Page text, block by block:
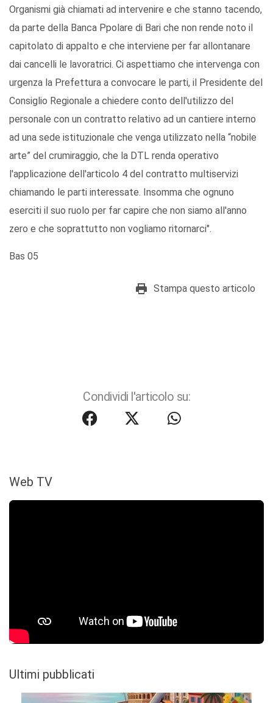
Organismi già chiamati ad intervenire e che stanno tacendo,
da parte della Banca Ppolare di Bari che non rende noto il
capitolato di appalto e che interviene per far allontanare
dai cancelli le lavoratrici. Ci aspettiamo che intervenga con
urgenza la Prefettura a convocare le parti, il Presidente del
Consiglio Regionale a chiedere conto dell'utilizzo del
personale con un contratto relativo ad un cantiere interno
ad una sede istituzionale che venga utilizzato nella “nobile
arte” del crumiraggio, che la DTL renda operativo
l'applicazione dell'articolo 4 del contratto multiservizi
chiamando le parti interessate. Insomma che ognuno
eserciti il suo ruolo per far capire che non siamo all'anno
zero e che soprattutto non vogliamo ritornarci".
Bas 05
Stampa questo articolo
Condividi l'articolo su:
Web TV
Ultimi pubblicati